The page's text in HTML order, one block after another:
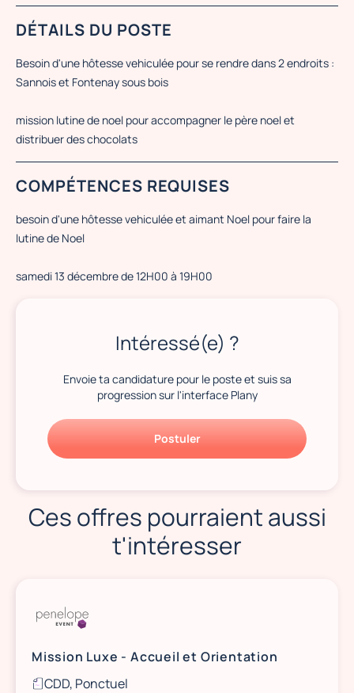
DÉTAILS DU POSTE
Besoin d'une hôtesse vehiculée pour se rendre dans 2 endroits :
Sannois et Fontenay sous bois
mission lutine de noel pour accompagner le père noel et
distribuer des chocolats
COMPÉTENCES REQUISES
besoin d'une hôtesse vehiculée et aimant Noel pour faire la
lutine de Noel
samedi 13 décembre de 12H00 à 19H00
Intéressé(e) ?
Envoie ta candidature pour le poste et suis sa
progression sur l'interface Plany
Postuler
Ces offres pourraient aussi
t'intéresser
Mission Luxe - Accueil et Orientation
CDD, Ponctuel